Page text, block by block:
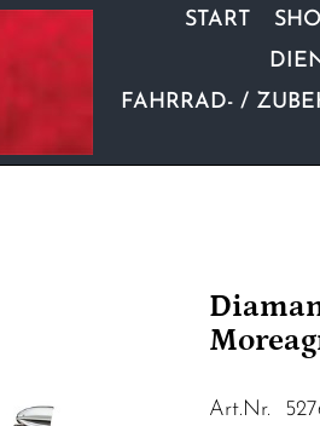
START
FAHRRAD- /
Art.Nr.